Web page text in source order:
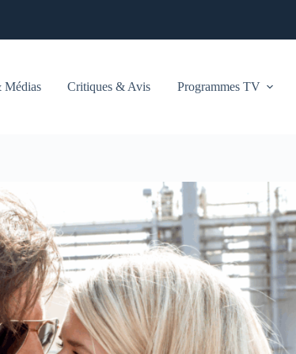
Critiques & Avis Programmes TV